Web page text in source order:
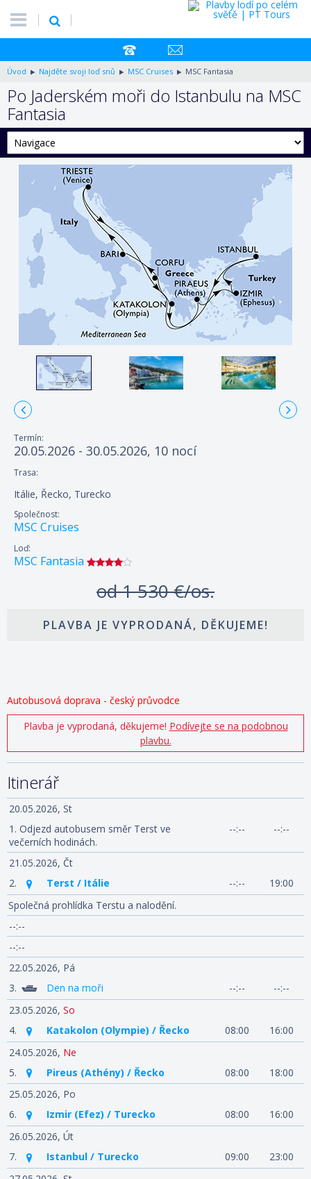
Úvod Najděte svoji loď snů MSC Cruises MSC Fantasia
Po Jaderském moři do Istanbulu na MSC
Fantasia
Termín:
20.05.2026 - 30.05.2026, 10 nocí
Trasa:
Itálie, Řecko, Turecko
Společnost:
MSC Cruises
Loď:
MSC Fantasia
od1 530 €/os.
PLAVBA JE VYPRODANÁ, DĚKUJEME!
Autobusová doprava - český průvodce
Plavba je vyprodaná, děkujeme! Podívejte se na podobnou
plavbu.
Itinerář
20.05.2026, St
1. Odjezd autobusem směr Terst ve
večerních hodinách.
--:-- --:--
21.05.2026, Čt
2.
Terst / Itálie --:--
19:00
Společná prohlídka Terstu a nalodění.
--:--
--:--
22.05.2026, Pá
3.
Den na moři --:--
--:--
23.05.2026, So
4.
Katakolon (Olympie) / Řecko 08:00
16:00
24.05.2026, Ne
5.
Pireus (Athény) / Řecko 08:00
18:00
25.05.2026, Po
6.
Izmir (Efez) / Turecko 08:00
16:00
26.05.2026, Út
7.
Istanbul / Turecko 09:00
23:00